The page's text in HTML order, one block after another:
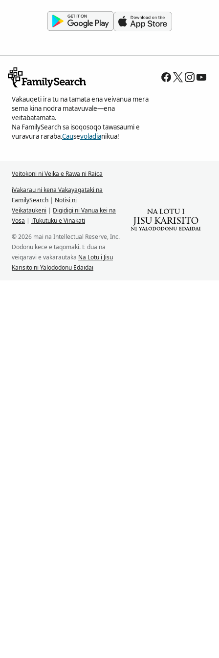
Vakauqeti ira tu na tamata ena veivanua mera
sema kina nodra matavuvale—ena
veitabatamata.
Na FamilySearch sa isoqosoqo tawasaumi e
vuravura raraba.Causevoladianikua!
Veitokoni ni Veika e Rawa ni Raica
iVakarau ni kena Vakayagataki na
FamilySearch | Notisi ni
Veikataukeni | Digidigi ni Vanua kei na
Vosa | iTukutuku e Vinakati
© 2026 mai na Intellectual Reserve, Inc.
Dodonu kece e taqomaki. E dua na
veiqaravi e vakarautaka Na Lotu i Jisu
Karisito ni Yalododonu Edaidai